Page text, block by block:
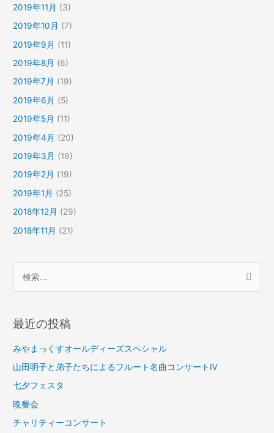
2019年11月 (3)
2019年10月 (7)
2019年9月 (11)
2019年8月 (6)
2019年7月 (19)
2019年6月 (5)
2019年5月 (11)
2019年4月 (20)
2019年3月 (19)
2019年2月 (19)
2019年1月 (25)
2018年12月 (29)
2018年11月 (21)
象
:
最近の投稿
みやまっくすオールディーズスペシャル
山田明子と弟子たちによるフルート名曲コンサートⅣ
七夕フェスタ
晩餐会
チャリティーコンサート